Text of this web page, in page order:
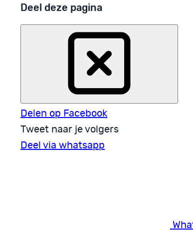
Deel deze pagina
Delen op Facebook
Tweet naar je volgers
Deel via whatsapp